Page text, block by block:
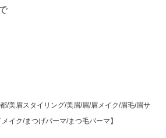
/美眉スタイリング/美眉/眉/眉メイク/眉毛/眉サ
イク/まつげパーマ/まつ毛パーマ】